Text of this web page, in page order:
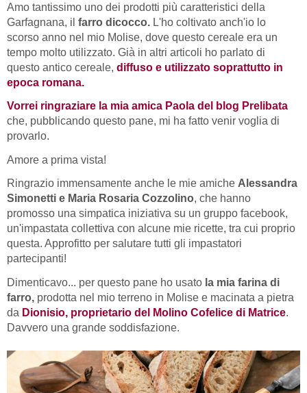
Amo tantissimo uno dei prodotti più caratteristici della
Garfagnana, il farro dicocco. L'ho coltivato anch'io lo
scorso anno nel mio Molise, dove questo cereale era un
tempo molto utilizzato. Già in altri articoli ho parlato di
questo antico cereale, diffuso e utilizzato soprattutto in
epoca romana.
Vorrei ringraziare la mia amica Paola del blog Prelibata
che, pubblicando questo pane, mi ha fatto venir voglia di
provarlo.
Amore a prima vista!
Ringrazio immensamente anche le mie amiche Alessandra
Simonetti e Maria Rosaria Cozzolino, che hanno
promosso una simpatica iniziativa su un gruppo facebook,
un'impastata collettiva con alcune mie ricette, tra cui proprio
questa. Approfitto per salutare tutti gli impastatori
partecipanti!
Dimenticavo... per questo pane ho usato la mia farina di
farro, prodotta nel mio terreno in Molise e macinata a pietra
da Dionisio, proprietario del Molino Cofelice di Matrice.
Davvero una grande soddisfazione.